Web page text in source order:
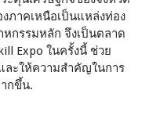
ภาคเหนือเป็นแหล่งท่อง
กรรมหลัก จึงเป็นตลาด
Expo ในครั้งนี้ ช่วย
ละให้ความสำคัญในการ
กขึ้น.